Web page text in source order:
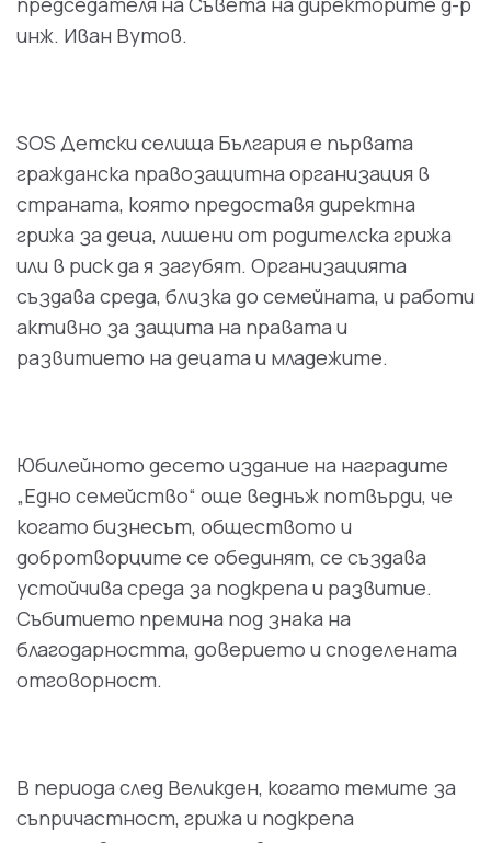
инж. Иван Вутов.
SOS Детски селища България е първата
гражданска правозащитна организация в
страната, която предоставя директна
грижа за деца, лишени от родителска грижа
или в риск да я загубят. Организацията
създава среда, близка до семейната, и работи
активно за защита на правата и
развитието на децата и младежите.
Юбилейното десето издание на наградите
„Едно семейство“ още веднъж потвърди, че
когато бизнесът, обществото и
добротворците се обединят, се създава
устойчива среда за подкрепа и развитие.
Събитието премина под знака на
благодарността, доверието и споделената
отговорност.
В периода след Великден, когато темите за
съпричастност, грижа и подкрепа